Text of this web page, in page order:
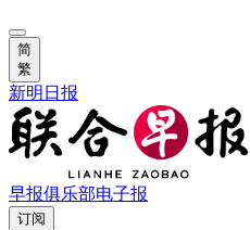
简
繁
新明日报
早报俱乐部电子报
订阅